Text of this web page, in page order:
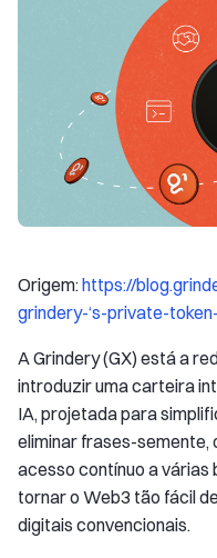
Origem:https://
grindery-‘s-private-
A Grindery (GX) está a
introduzir uma carteira
IA, projetada para
eliminar frases-
acesso contínuo a várias
tornar o Web3 tão fácil
digitais convencionais.